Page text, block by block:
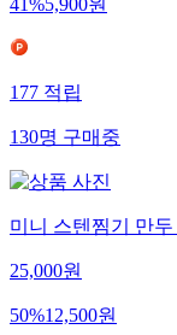
41%5,900원
177적립
130명구매중
미니 스텐찜기 만
25,000원
50%12,500원